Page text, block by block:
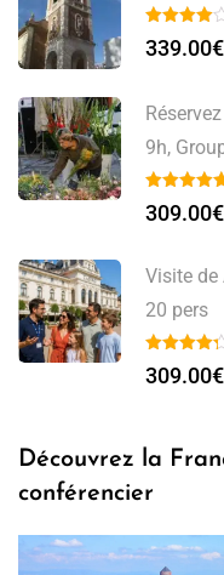
339.00€
9h,
309.00€
Visite de
20 pers
309.00€
Découvrez la
conférencier